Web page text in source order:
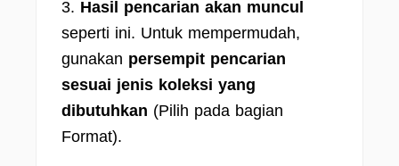
3. Hasil pencarian akan muncul
seperti ini. Untuk mempermudah,
gunakan persempit pencarian
sesuai jenis koleksi yang
dibutuhkan (Pilih pada bagian
Format).